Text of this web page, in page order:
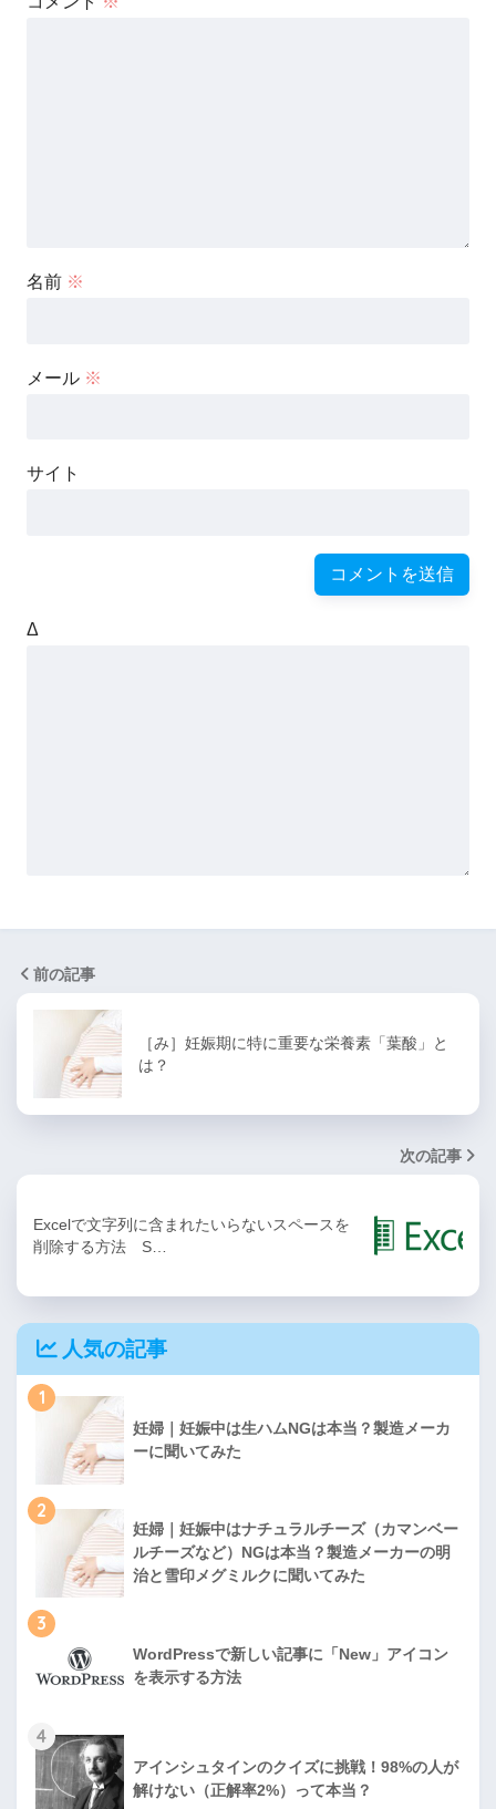
名前 ※
メール ※
サイト
Δ
前の記事
［み］妊娠期に特に重要な栄養素「葉酸」と
は？
次の記事
Excelで文字列に含まれたいらないスペースを
削除する方法 S…
人気の記事
1
妊婦｜妊娠中は生ハムNGは本当？製造メーカ
ーに聞いてみた
2
妊婦｜妊娠中はナチュラルチーズ（カマンベー
ルチーズなど）NGは本当？製造メーカーの明
治と雪印メグミルクに聞いてみた
3
WordPressで新しい記事に「New」アイコン
を表示する方法
4
アインシュタインのクイズに挑戦！98%の人が
解けない（正解率2%）って本当？